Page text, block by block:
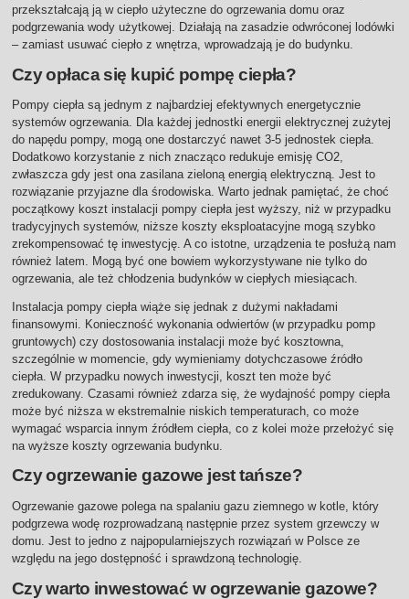
przekształcają ją w ciepło użyteczne do ogrzewania domu oraz
podgrzewania wody użytkowej. Działają na zasadzie odwróconej lodówki
– zamiast usuwać ciepło z wnętrza, wprowadzają je do budynku.
Czy opłaca się kupić pompę ciepła?
Pompy ciepła są jednym z najbardziej efektywnych energetycznie
systemów ogrzewania. Dla każdej jednostki energii elektrycznej zużytej
do napędu pompy, mogą one dostarczyć nawet 3-5 jednostek ciepła.
Dodatkowo korzystanie z nich znacząco redukuje emisję CO2,
zwłaszcza gdy jest ona zasilana zieloną energią elektryczną. Jest to
rozwiązanie przyjazne dla środowiska. Warto jednak pamiętać, że choć
początkowy koszt instalacji pompy ciepła jest wyższy, niż w przypadku
tradycyjnych systemów, niższe koszty eksploatacyjne mogą szybko
zrekompensować tę inwestycję. A co istotne, urządzenia te posłużą nam
również latem. Mogą być one bowiem wykorzystywane nie tylko do
ogrzewania, ale też chłodzenia budynków w ciepłych miesiącach.
Instalacja pompy ciepła wiąże się jednak z dużymi nakładami
finansowymi. Konieczność wykonania odwiertów (w przypadku pomp
gruntowych) czy dostosowania instalacji może być kosztowna,
szczególnie w momencie, gdy wymieniamy dotychczasowe źródło
ciepła. W przypadku nowych inwestycji, koszt ten może być
zredukowany. Czasami również zdarza się, że wydajność pompy ciepła
może być niższa w ekstremalnie niskich temperaturach, co może
wymagać wsparcia innym źródłem ciepła, co z kolei może przełożyć się
na wyższe koszty ogrzewania budynku.
Czy ogrzewanie gazowe jest tańsze?
Ogrzewanie gazowe polega na spalaniu gazu ziemnego w kotle, który
podgrzewa wodę rozprowadzaną następnie przez system grzewczy w
domu. Jest to jedno z najpopularniejszych rozwiązań w Polsce ze
względu na jego dostępność i sprawdzoną technologię.
Czy warto inwestować w ogrzewanie gazowe?